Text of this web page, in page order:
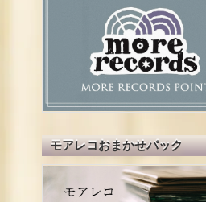
モアレコおまかせパック